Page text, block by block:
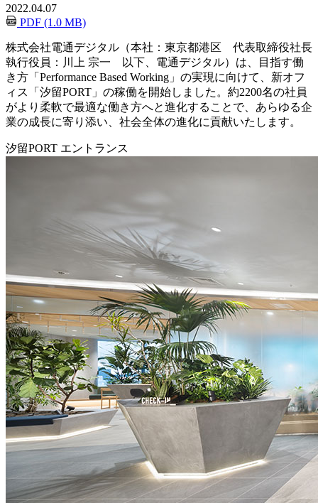
2022.04.07
PDF (1.0 MB)
株式会社電通デジタル（本社：東京都港区 代表取締役社長
執行役員：川上 宗一 以下、電通デジタル）は、目指す働
き方「Performance Based Working」の実現に向けて、新オフ
ィス「汐留PORT」の稼働を開始しました。約2200名の社員
がより柔軟で最適な働き方へと進化することで、あらゆる企
業の成長に寄り添い、社会全体の進化に貢献いたします。
汐留PORT エントランス